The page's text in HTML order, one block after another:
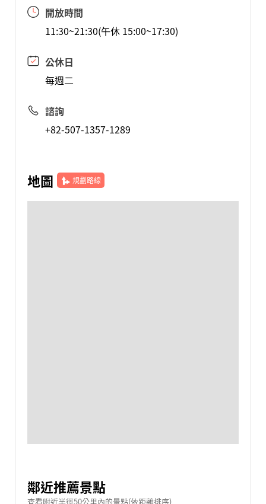
開放時間
11:30~21:30(午休 15:00~17:30)
公休日
每週二
諮詢
+82-507-1357-1289
地圖 規劃路線
鄰近推薦景點
查看附近半徑50公里內的景點(依距離排序)